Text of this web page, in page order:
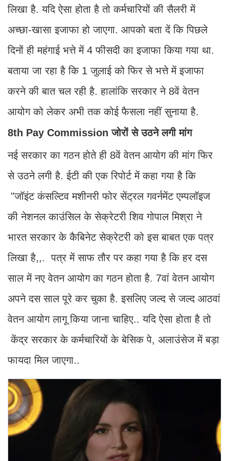
लिखा है. यदि ऐसा होता है तो कर्मचारियों की सैलरी में
अच्छा-खासा इजाफा हो जाएगा. आपको बता दें कि पिछले
दिनों ही महंगाई भत्ते में 4 फीसदी का इजाफा किया गया था.
बताया जा रहा है कि 1 जुलाई को फिर से भत्ते में इजाफा
करने की बात चल रही है. हालांकि सरकार ने 8वें वेतन
आयोग को लेकर अभी तक कोई फैसला नहीं सुनाया है.
8th Pay Commission जोरों से उठने लगी मांग
नई सरकार का गठन होते ही 8वें वेतन आयोग की मांग फिर
से उठने लगी है. ईटी की एक रिपोर्ट में कहा गया है कि
"जॉइंट कंसल्टिव मशीनरी फोर सेंट्रल गवर्नमेंट एम्पलॉइज
की नेशनल काउंसिल के सेक्रेटरी शिव गोपाल मिश्रा ने
भारत सरकार के कैबिनेट सेक्रेटरी को इस बाबत एक पत्र
लिखा है,,. पत्र में साफ तौर पर कहा गया है कि हर दस
साल में नए वेतन आयोग का गठन होता है. 7वां वेतन आयोग
अपने दस साल पूरे कर चुका है. इसलिए जल्द से जल्द आठवां
वेतन आयोग लागू किया जाना चाहिए.. यदि ऐसा होता है तो
केंद्र सरकार के कर्मचारियों के बेसिक पे, अलाउंसेज में बड़ा
फायदा मिल जाएगा..